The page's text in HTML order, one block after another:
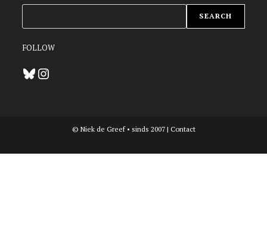
SEARCH
FOLLOW
BlueskyInstagram
© Niek de Greef • sinds 2007 | Contact